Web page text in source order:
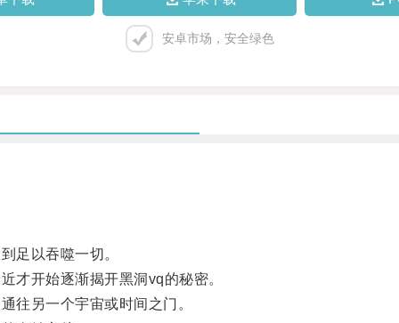
安卓市场，安全绿色
足以吞噬一切。
开始逐渐揭开黑洞vq的秘密。
另一个宇宙或时间之门。